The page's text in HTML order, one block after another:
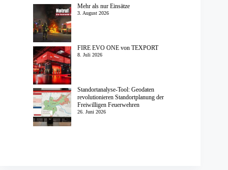
Mehr als nur Einsätze
3. August 2026
FIRE EVO ONE von TEXPORT
8. Juli 2026
Standortanalyse-Tool: Geodaten
revolutionieren Standortplanung der
Freiwilligen Feuerwehren
26. Juni 2026